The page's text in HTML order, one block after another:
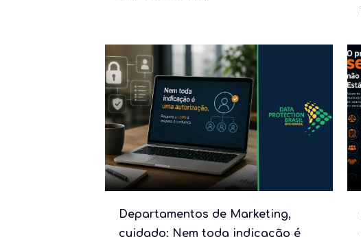
Departamentos de Marketing,
cuidado: Nem toda indicação é